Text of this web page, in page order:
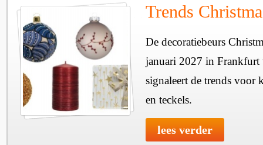
Trends
De decoratiebeurs
januari 2027 in Frankfurt
signaleert de trends voor
en teckels.
lees verder